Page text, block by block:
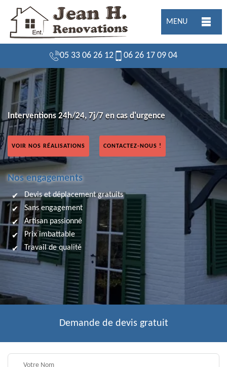
MENU
05 33 06 26 12 06 26 17 09 04
Interventions 24h/24, 7j/7 en cas d'urgence
VOIR NOS RÉALISATIONS CONTACTEZ-NOUS !
Nos engagements
Devis et déplacement gratuits
Sans engagement
Artisan passionné
Prix imbattable
Travail de qualité
Demande de devis gratuit